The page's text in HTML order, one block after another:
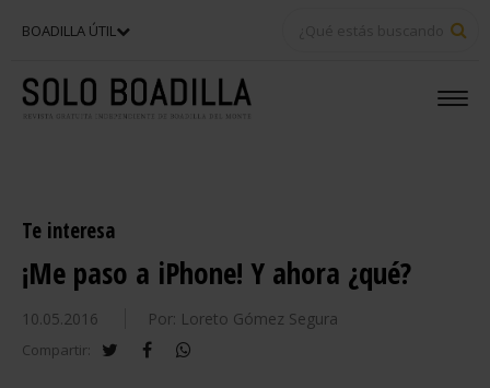
BOADILLA ÚTIL
Te interesa
¡Me paso a iPhone! Y ahora ¿qué?
10.05.2016 Por: Loreto Gómez Segura
Compartir: twitterfacebook